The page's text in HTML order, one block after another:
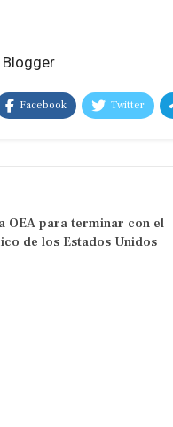
Facebook Twitter
para terminar con el
de los Estados Unidos